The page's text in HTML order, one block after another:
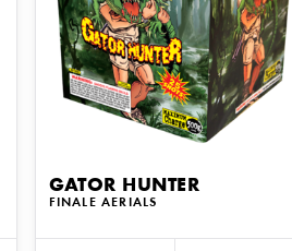
GATOR HUNTER
FINALE AERIALS